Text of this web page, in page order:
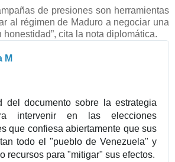
de presiones son herramientas
al régimen de Maduro a negociar una
cita la nota diplomática.
M
del documento sobre la estrategia
intervenir en las elecciones
que confiesa abiertamente que sus
todo el "pueblo de Venezuela" y
recursos para "mitigar" sus efectos.